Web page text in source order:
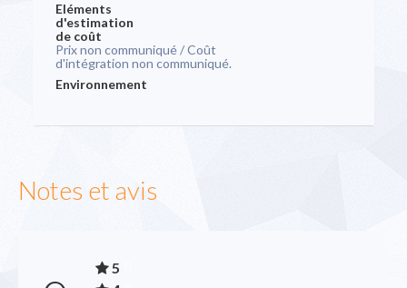
Eléments
d'estimation
de coût
Prix non communiqué / Coût
d'intégration non communiqué.
Environnement
Notes et avis
5